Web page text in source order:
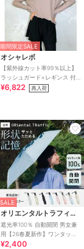
期間限定SALE
オシャレボ
【紫外線カット率99％以上】
ラッシュガード×レギンス 付
き タンキニ
¥6,822 再入荷
SALE
オリエンタルトラフィック
遮光率100％ 自動開閉 男女兼
用【26春夏新作】ワンタッチ
晴雨兼用 折りたたみ傘 /G-
¥2,400